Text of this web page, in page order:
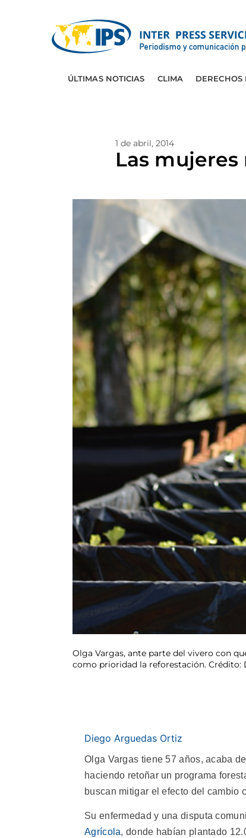
ÚLTIMAS NOTICIAS CLIMA DERECHOS
1 de abril, 2014
Las
Olga Vargas, ante parte del vivero con
como prioridad la reforestación. Crédito:
Diego Arguedas Ortiz
Olga Vargas tiene 57 años, acaba
haciendo retoñar un programa
buscan mitigar el efecto del cambio
Su enfermedad y una disputa
Agrícola, donde habían plantado